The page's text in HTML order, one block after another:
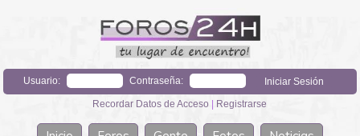
Usuario: Contraseña:
Recordar Datos de Acceso | Registrarse